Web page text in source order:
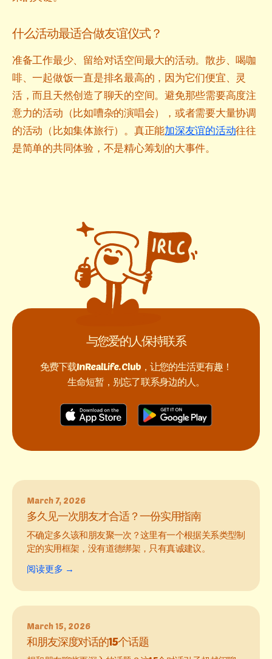
什么活动最适合做友谊仪式？
准备工作最少、留给对话空间最大的活动。散步、喝咖
啡、一起做饭一直是排名最高的，因为它们便宜、灵
活，而且天然创造了聊天的空间。避免那些需要高度注
意力的活动（比如嘈杂的演唱会），或者需要大量协调
的活动（比如集体旅行）。真正能加深友谊的活动往往
是简单的共同体验，不是精心筹划的大事件。
与您爱的人保持联系
免费下载InRealLife.Club，让您的生活更有趣！
生命短暂，别忘了联系身边的人。
March 7, 2026
多久见一次朋友才合适？一份实用指南
不确定多久该和朋友聚一次？这里有一个根据关系类型制
定的实用框架，没有道德绑架，只有真诚建议。
阅读更多 →
March 15, 2026
和朋友深度对话的15个话题